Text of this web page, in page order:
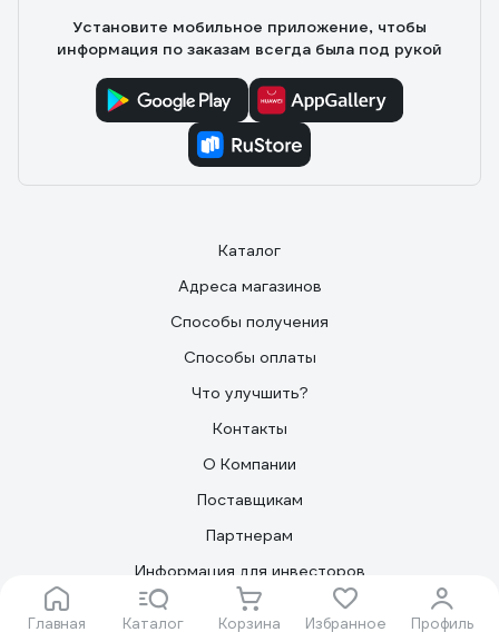
Главная Каталог Корзина Избранное Профиль
Установите мобильное приложение, чтобы
информация по заказам всегда была под рукой
Каталог
Адреса магазинов
Способы получения
Способы оплаты
Что улучшить?
Контакты
О Компании
Поставщикам
Партнерам
Информация для инвесторов
Организациям